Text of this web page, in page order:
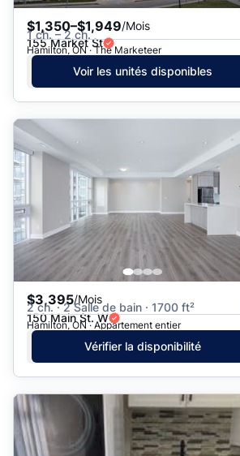
$1,350–$1,949/Mois
1 ch. – 2 ch.
155 Market St
Hamilton, ON · The Marketeer
Voir les unités disponibles
$3,395/Mois
2 ch. · 2 Salle de bain · 1700 ft²
150 Main St. W
Hamilton, ON · Appartement entier
Vérifier la disponibilité